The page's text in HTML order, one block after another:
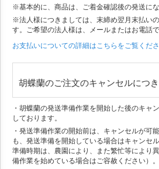
※基本的に、商品は、ご着金確認後の発送にな
※法人様につきましては、末締め翌月末払い
す。ご希望の法人様は、メールまたはお電話
お支払いについての詳細はこちらをご覧くださ
胡蝶蘭のご注文のキャンセルにつ
・胡蝶蘭の発送準備作業を開始した後のキャ
しております。
・発送準備作業の開始前は、キャンセルが可
も、発送準備を開始している場合はキャンセ
準備時期は、農園により、また繁忙等により
備作業を始めている場合はご容赦ください）。